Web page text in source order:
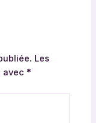
Les
avec*